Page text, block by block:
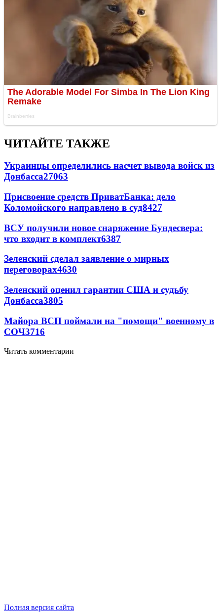
ЧИТАЙТЕ ТАКЖЕ
Украинцы определились насчет вывода войск из
Донбасса27063
Присвоение средств ПриватБанка: дело
Коломойского направлено в суд8427
ВСУ получили новое снаряжение Бундесвера:
что входит в комплект6387
Зеленский сделал заявление о мирных
переговорах4630
Зеленский оценил гарантии США и судьбу
Донбасса3805
Майора ВСП поймали на "помощи" военному в
СОЧ3716
Читать комментарии
Полная версия сайта